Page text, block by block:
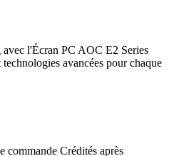
l'Écran PC AOC E2 Series
avancées pour chaque
commande Crédités après